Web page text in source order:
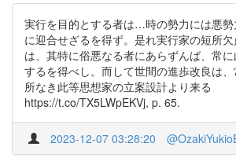
実行を目的とする者は…時の勢力には悪勢
に迎合せざるを得ず。是れ実行家の短所
は、其特に俗悪なる者にあらずんば、常
するを得べし。而して世間の進歩改良は
所なき此等思想家の立案設計より来る
https://t.co/TX5LWpEKVj, p. 65.
2023-12-07 03:28:20